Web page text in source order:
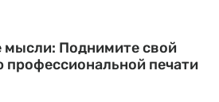
Поднимите свой
печати